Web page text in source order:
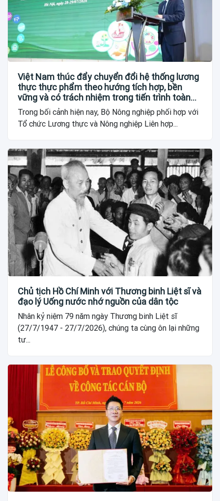
Việt Nam thúc đẩy chuyển đổi hệ thống lương
thực thực phẩm theo hướng tích hợp, bền
vững và có trách nhiệm trong tiến trình toàn
cầu
Trong bối cảnh hiện nay, Bộ Nông nghiệp phối hợp với
Tổ chức Lương thực và Nông nghiệp Liên hợp...
Chủ tịch Hồ Chí Minh với Thương binh Liệt sĩ và
đạo lý Uống nước nhớ nguồn của dân tộc
Nhân kỷ niệm 79 năm ngày Thương binh Liệt sĩ
(27/7/1947 - 27/7/2026), chúng ta cùng ôn lại những
tư...